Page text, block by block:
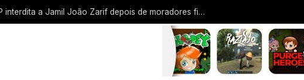
Protesto contra a EDP interdita a Jamil João Zarif depois de moradores ficarem 9 dias sem energia no Malvinas